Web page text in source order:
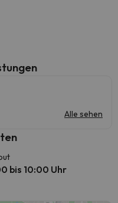
Alle sehen
bis 10:00 Uhr